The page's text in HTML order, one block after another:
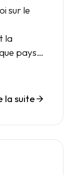
sur le
la
pays
la suite